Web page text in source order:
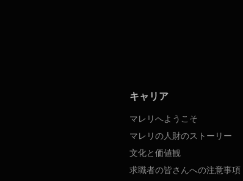
キャリア
マレリへようこそ
マレリの人財のストーリー
文化と価値観
求職者の皆さんへの注意事項